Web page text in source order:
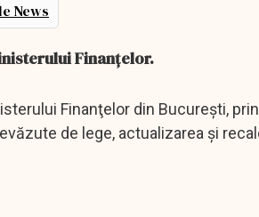
News
Finanţelor.
Finanţelor din Bucureşti,
de lege, actualizarea şi